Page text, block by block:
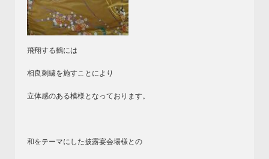
飛翔する鶴には
相良刺繍を施すことにより
立体感のある模様となっております。
和をテーマにした披露宴会場様との